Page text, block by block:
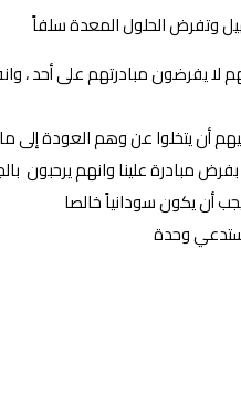
لا يفرضون مبادرتهم على أحد
عن وهم العودة إلى ما قبل 25
مبادرة علينا وانهم يرحبون
أن يكون سودانياً خالصا
وحدة